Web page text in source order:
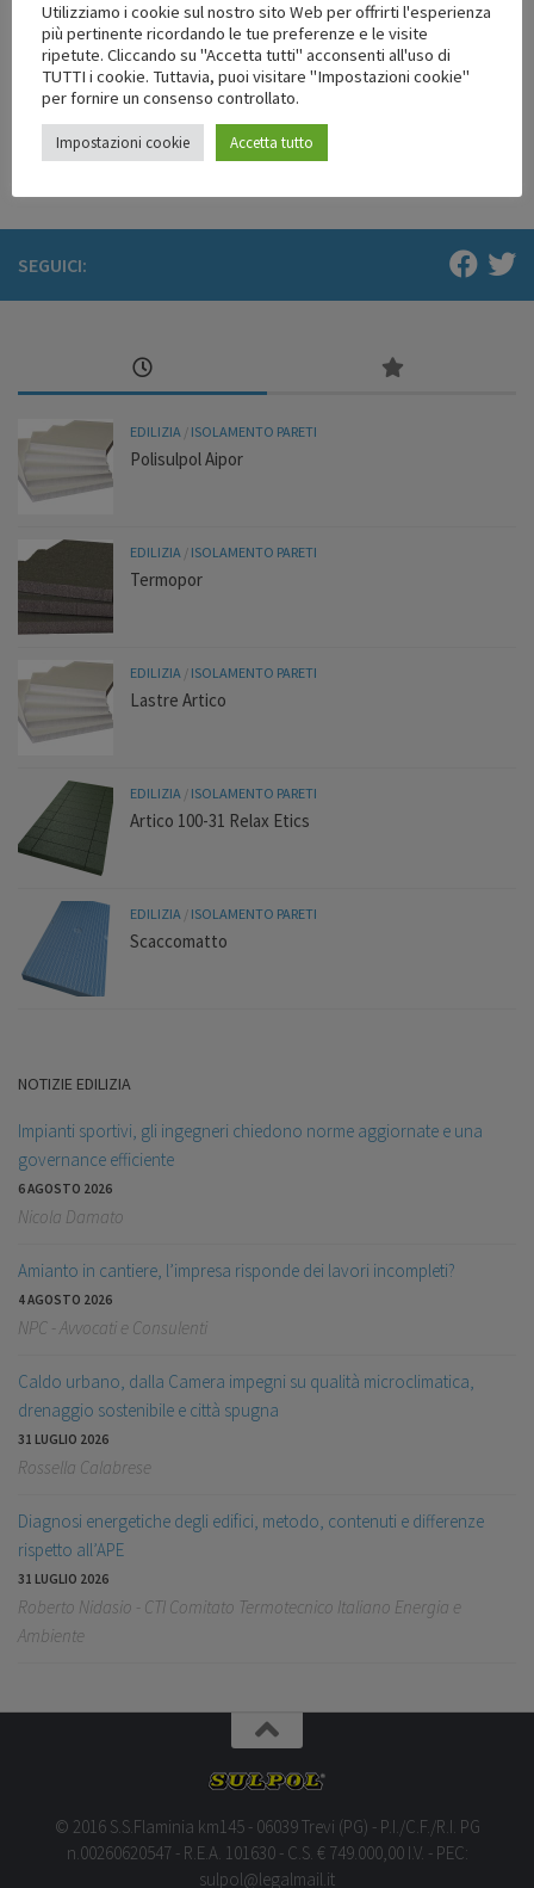
Termopor Wall
30 GIUGNO 2016
Termopor Coppo/Tegola
30 GIUGNO 2016
SEGUICI:
EDILIZIA / ISOLAMENTO PARETI
Polisulpol Aipor
EDILIZIA / ISOLAMENTO PARETI
Termopor
EDILIZIA / ISOLAMENTO PARETI
Lastre Artico
EDILIZIA / ISOLAMENTO PARETI
Artico 100-31 Relax Etics
EDILIZIA / ISOLAMENTO PARETI
Scaccomatto
NOTIZIE EDILIZIA
Impianti sportivi, gli ingegneri chiedono norme aggiornate e una
governance efficiente
6 AGOSTO 2026
Nicola Damato
Amianto in cantiere, l’impresa risponde dei lavori incompleti?
4 AGOSTO 2026
NPC - Avvocati e Consulenti
Caldo urbano, dalla Camera impegni su qualità microclimatica,
drenaggio sostenibile e città spugna
31 LUGLIO 2026
Rossella Calabrese
Diagnosi energetiche degli edifici, metodo, contenuti e differenze
rispetto all’APE
31 LUGLIO 2026
Roberto Nidasio - CTI Comitato Termotecnico Italiano Energia e
Ambiente
© 2016 S.S.Flaminia km145 - 06039 Trevi (PG) - P.I./C.F./R.I. PG
n.00260620547 - R.E.A. 101630 - C.S. € 749.000,00 I.V. - PEC:
sulpol@legalmail.it
Utilizziamo i cookie sul nostro sito Web per offrirti l'esperienza
più pertinente ricordando le tue preferenze e le visite
ripetute. Cliccando su "Accetta tutti" acconsenti all'uso di
TUTTI i cookie. Tuttavia, puoi visitare "Impostazioni cookie"
per fornire un consenso controllato.
Impostazioni cookie Accetta tutto